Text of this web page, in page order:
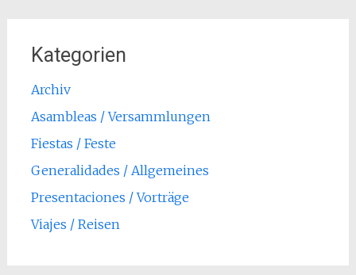
Kategorien
Archiv
Asambleas / Versammlungen
Fiestas / Feste
Generalidades / Allgemeines
Presentaciones / Vorträge
Viajes / Reisen